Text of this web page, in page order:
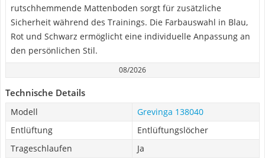
rutschhemmende Mattenboden sorgt für zusätzliche
Sicherheit während des Trainings. Die Farbauswahl in Blau,
Rot und Schwarz ermöglicht eine individuelle Anpassung an
den persönlichen Stil.
08/2026
Technische Details
Modell
Grevinga 138040
Entlüftung
Entlüftungslöcher
Trageschlaufen
Ja